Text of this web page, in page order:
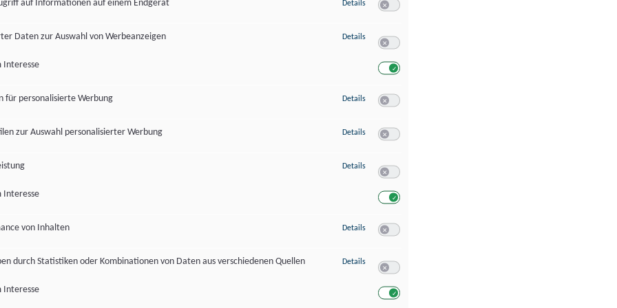
auf Informationen auf einem Endgerät Details
Daten zur Auswahl von Werbeanzeigen
Interesse
Details zu Verwendung reduzierter Daten zur Auswahl von Werbeanzeigen
für personalisierte Werbung
Details zu Erstellung von Profilen für personalisierte Werbung
zur Auswahl personalisierter Werbung
Details zu Verwendung von Profilen zur Auswahl personalisierter Werbung
Interesse
Details zu Messung der Werbeleistung
von Inhalten
Details zu Messung der Performance von Inhalten
durch Statistiken oder Kombinationen von Daten aus verschiedenen Quellen
Interesse
Details zu Analyse von Zielgruppen durch Statistiken oder Kombinationen von